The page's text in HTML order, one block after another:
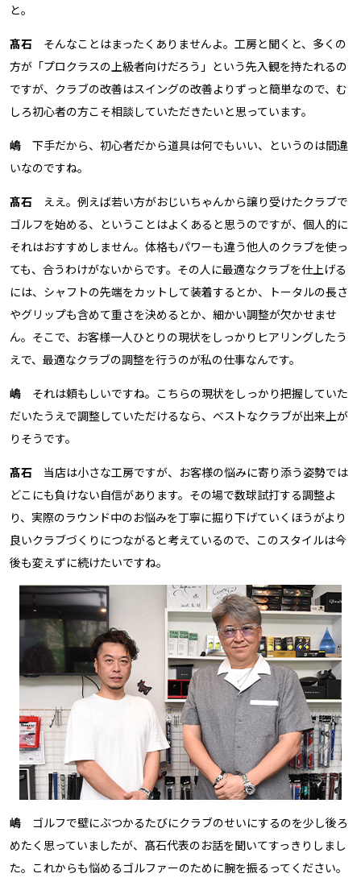
と。
髙石 そんなことはまったくありませんよ。工房と聞くと、多くの
方が「プロクラスの上級者向けだろう」という先入観を持たれるの
ですが、クラブの改善はスイングの改善よりずっと簡単なので、む
しろ初心者の方こそ相談していただきたいと思っています。
嶋 下手だから、初心者だから道具は何でもいい、というのは間違
いなのですね。
髙石 ええ。例えば若い方がおじいちゃんから譲り受けたクラブで
ゴルフを始める、ということはよくあると思うのですが、個人的に
それはおすすめしません。体格もパワーも違う他人のクラブを使っ
ても、合うわけがないからです。その人に最適なクラブを仕上げる
には、シャフトの先端をカットして装着するとか、トータルの長さ
やグリップも含めて重さを決めるとか、細かい調整が欠かせませ
ん。そこで、お客様一人ひとりの現状をしっかりヒアリングしたう
えで、最適なクラブの調整を行うのが私の仕事なんです。
嶋 それは頼もしいですね。こちらの現状をしっかり把握していた
だいたうえで調整していただけるなら、ベストなクラブが出来上が
りそうです。
髙石 当店は小さな工房ですが、お客様の悩みに寄り添う姿勢では
どこにも負けない自信があります。その場で数球試打する調整よ
り、実際のラウンド中のお悩みを丁寧に掘り下げていくほうがより
良いクラブづくりにつながると考えているので、このスタイルは今
後も変えずに続けたいですね。
嶋 ゴルフで壁にぶつかるたびにクラブのせいにするのを少し後ろ
めたく思っていましたが、髙石代表のお話を聞いてすっきりしまし
た。これからも悩めるゴルファーのために腕を振るってください。